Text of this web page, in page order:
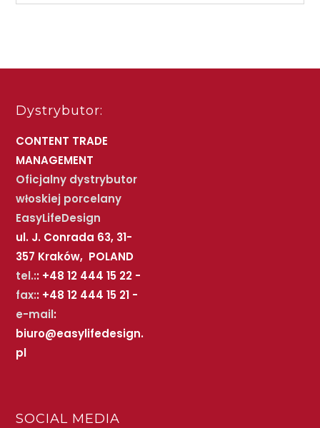
Dystrybutor:
CONTENT TRADE
MANAGEMENT
Oficjalny dystrybutor
włoskiej porcelany
EasyLifeDesign
ul. J. Conrada 63, 31-
357 Kraków, POLAND
tel.:: +48 12 444 15 22 -
fax:: +48 12 444 15 21 -
e-mail:
biuro@easylifedesign.
pl
SOCIAL MEDIA